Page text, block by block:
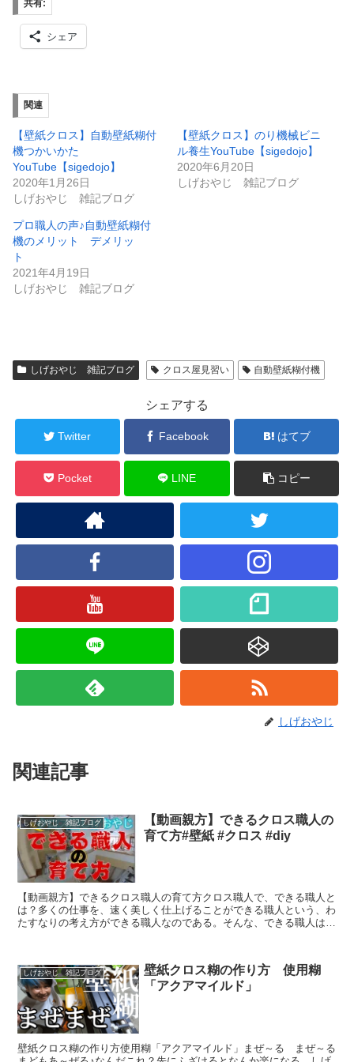
共有:
シェア
関連
【壁紙クロス】自動壁紙糊付
機つかいかた
YouTube【sigedojo】
2020年1月26日
しげおやじ 雑記ブログ
【壁紙クロス】のり機械ビニ
ル養生YouTube【sigedojo】
2020年6月20日
しげおやじ 雑記ブログ
プロ職人の声♪自動壁紙糊付
機のメリット デメリッ
ト
2021年4月19日
しげおやじ 雑記ブログ
しげおやじ 雑記ブログ クロス屋見習い 自動壁紙糊付機
シェアする
Twitter Facebook はてブ
Pocket LINE コピー
しげおやじ
関連記事
しげおやじ 雑記ブログ
【動画親方】できるクロス職人の
育て方#壁紙 #クロス #diy
【動画親方】できるクロス職人の育て方クロス職人で、できる職人と
は？多くの仕事を、速く美しく仕上げることができる職人という、わ
たすなりの考え方ができる職人なのである。そんな、できる職人は共
しげおやじ 雑記ブログ
壁紙クロス糊の作り方 使用糊
「アクアマイルド」
壁紙クロス糊の作り方使用糊「アクアマイルド」まぜ～る まぜ～る